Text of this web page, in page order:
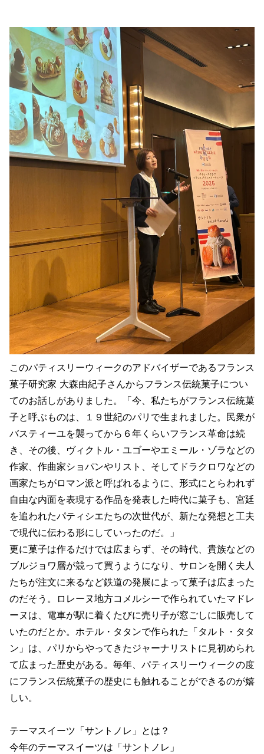
このパティスリーウィークのアドバイザーであるフランス
菓子研究家 大森由紀子さんからフランス伝統菓子につい
てのお話しがありました。「今、私たちがフランス伝統菓
子と呼ぶものは、１９世紀のパリで生まれました。民衆が
バスティーユを襲ってから６年くらいフランス革命は続
き、その後、ヴィクトル・ユゴーやエミール・ゾラなどの
作家、作曲家ショパンやリスト、そしてドラクロワなどの
画家たちがロマン派と呼ばれるように、形式にとらわれず
自由な内面を表現する作品を発表した時代に菓子も、宮廷
を追われたパティシエたちの次世代が、新たな発想と工夫
で現代に伝わる形にしていったのだ。」
更に菓子は作るだけでは広まらず、その時代、貴族などの
ブルジョワ層が競って買うようになり、サロンを開く夫人
たちが注文に来るなど鉄道の発展によって菓子は広まった
のだそう。ロレーヌ地方コメルシーで作られていたマドレ
ーヌは、電車が駅に着くたびに売り子が窓ごしに販売して
いたのだとか。ホテル・タタンで作られた「タルト・タタ
ン」は、パリからやってきたジャーナリストに見初められ
て広まった歴史がある。毎年、パティスリーウィークの度
にフランス伝統菓子の歴史にも触れることができるのが嬉
しい。
テーマスイーツ「サントノレ」とは？
今年のテーマスイーツは「サントノレ」